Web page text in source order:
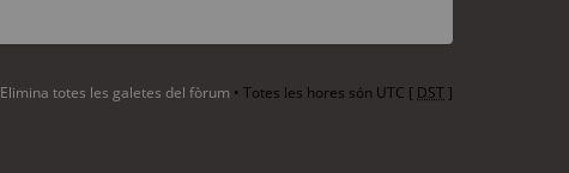
Elimina totes les galetes del fòrum • Totes les hores són UTC [ DST]